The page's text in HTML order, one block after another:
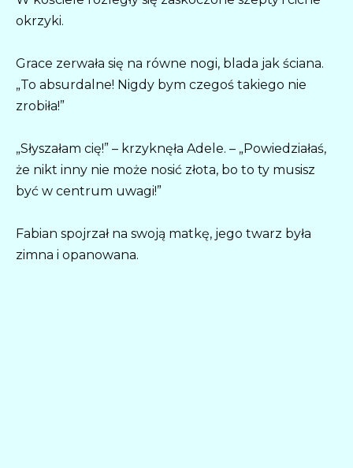
okrzyki.
Grace zerwała się na równe nogi, blada jak ściana.
„To absurdalne! Nigdy bym czegoś takiego nie
zrobiła!”
„Słyszałam cię!” – krzyknęła Adele. – „Powiedziałaś,
że nikt inny nie może nosić złota, bo to ty musisz
być w centrum uwagi!”
Fabian spojrzał na swoją matkę, jego twarz była
zimna i opanowana.